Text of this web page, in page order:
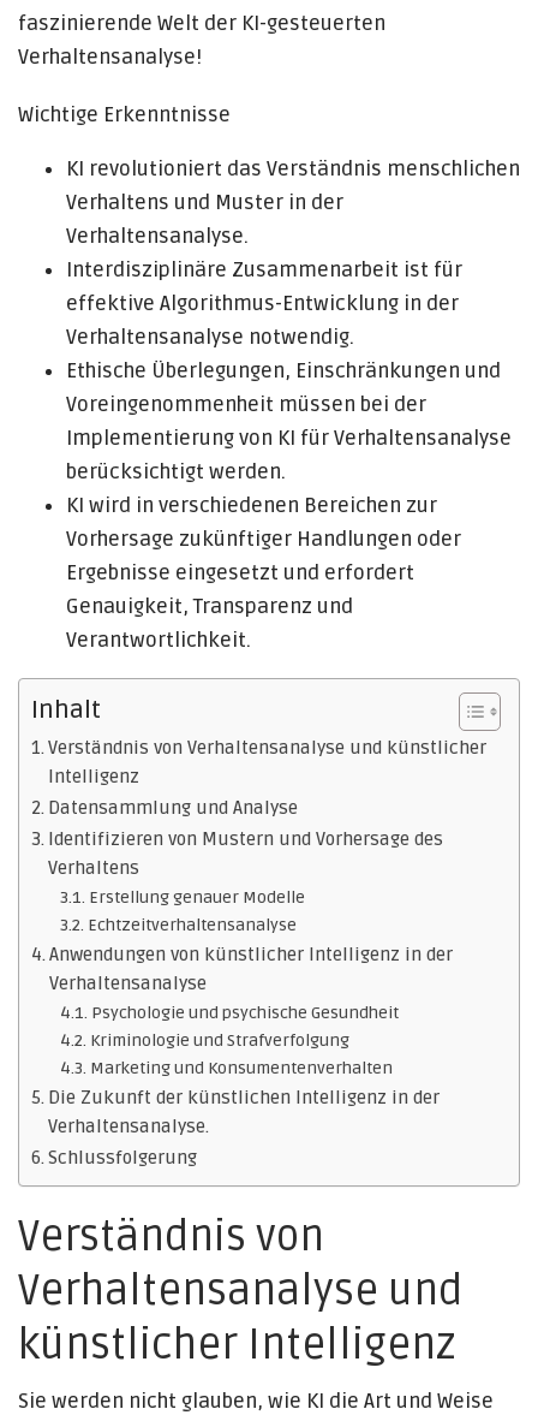
faszinierende Welt der KI-gesteuerten
Verhaltensanalyse!
Wichtige Erkenntnisse
KI revolutioniert das Verständnis menschlichen
Verhaltens und Muster in der
Verhaltensanalyse.
Interdisziplinäre Zusammenarbeit ist für
effektive Algorithmus-Entwicklung in der
Verhaltensanalyse notwendig.
Ethische Überlegungen, Einschränkungen und
Voreingenommenheit müssen bei der
Implementierung von KI für Verhaltensanalyse
berücksichtigt werden.
KI wird in verschiedenen Bereichen zur
Vorhersage zukünftiger Handlungen oder
Ergebnisse eingesetzt und erfordert
Genauigkeit, Transparenz und
Verantwortlichkeit.
Inhalt
Verständnis von Verhaltensanalyse und künstlicher
Intelligenz
Datensammlung und Analyse
Identifizieren von Mustern und Vorhersage des
Verhaltens
Erstellung genauer Modelle
Echtzeitverhaltensanalyse
Anwendungen von künstlicher Intelligenz in der
Verhaltensanalyse
Psychologie und psychische Gesundheit
Kriminologie und Strafverfolgung
Marketing und Konsumentenverhalten
Die Zukunft der künstlichen Intelligenz in der
Verhaltensanalyse.
Schlussfolgerung
Verständnis von
Verhaltensanalyse und
künstlicher Intelligenz
Sie werden nicht glauben, wie KI die Art und Weise